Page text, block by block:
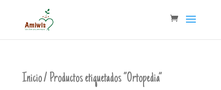
Inicio/ Productos etiquetados “Ortopedia”